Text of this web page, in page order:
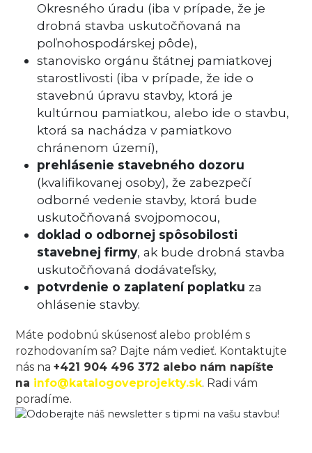
Okresného úradu (iba v prípade, že je
drobná stavba uskutočňovaná na
poľnohospodárskej pôde),
stanovisko orgánu štátnej pamiatkovej
starostlivosti (iba v prípade, že ide o
stavebnú úpravu stavby, ktorá je
kultúrnou pamiatkou, alebo ide o stavbu,
ktorá sa nachádza v pamiatkovo
chránenom území),
prehlásenie stavebného dozoru
(kvalifikovanej osoby), že zabezpečí
odborné vedenie stavby, ktorá bude
uskutočňovaná svojpomocou,
doklad o odbornej spôsobilosti
stavebnej firmy, ak bude drobná stavba
uskutočňovaná dodávateľsky,
potvrdenie o zaplatení poplatku za
ohlásenie stavby.
Máte podobnú skúsenosť alebo problém s
rozhodovaním sa? Dajte nám vedieť. Kontaktujte
nás na +421 904 496 372 alebo nám napíšte
na info@katalogoveprojekty.sk. Radi vám
poradíme.